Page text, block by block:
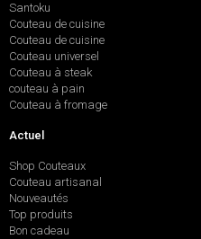
Santoku
Couteau de cuisine
Couteau de cuisine
Couteau universel
Couteau à steak
couteau à pain
Couteau à fromage
Actuel
Shop Couteaux
Couteau artisanal
Nouveautés
Top produits
Bon cadeau